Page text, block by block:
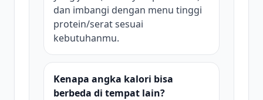
dan imbangi dengan menu tinggi
protein/serat sesuai
kebutuhanmu.
Kenapa angka kalori bisa
berbeda di tempat lain?